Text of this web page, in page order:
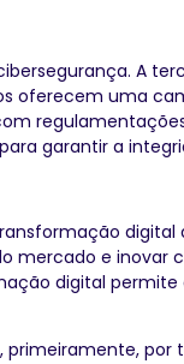
A
oferecem uma
garantir a
mercado e
digital